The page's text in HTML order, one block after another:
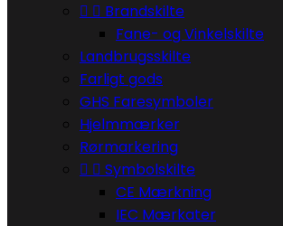
  Brandskilte
Fane- og Vinkelskilte
Landbrugsskilte
Farligt gods
GHS Faresymboler
Hjelmmærker
Rørmarkering
  Symbolskilte
CE Mærkning
IEC Mærkater